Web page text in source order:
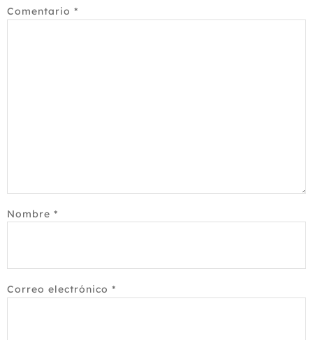
Comentario *
Nombre *
Correo electrónico *